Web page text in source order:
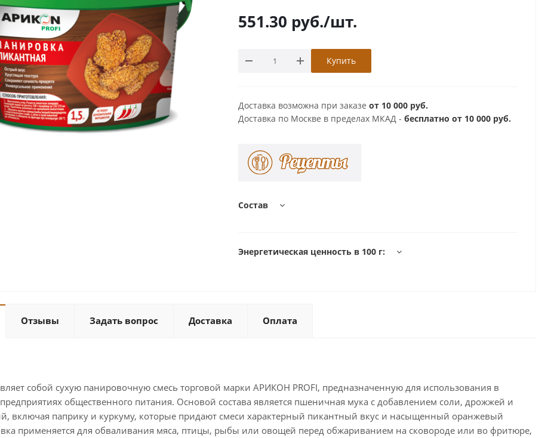
551.30 руб./шт.
Купить
Доставка возможна при заказе от 10 000 руб.
Доставка по Москве в пределах МКАД - бесплатно от 10 000 руб.
Состав
Энергетическая ценность в 100 г:
Отзывы Задать вопрос Доставка Оплата
собой сухую панировочную смесь торговой марки АРИКОН PROFI, предназначенную для использования в
общественного питания. Основой состава является пшеничная мука с добавлением соли, дрожжей и
включая паприку и куркуму, которые придают смеси характерный пикантный вкус и насыщенный оранжевый
применяется для обваливания мяса, птицы, рыбы или овощей перед обжариванием на сковороде или во фритюре,